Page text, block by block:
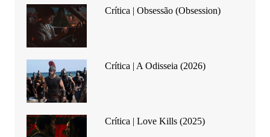
Crítica | Obsessão (Obsession)
Crítica | A Odisseia (2026)
Crítica | Love Kills (2025)